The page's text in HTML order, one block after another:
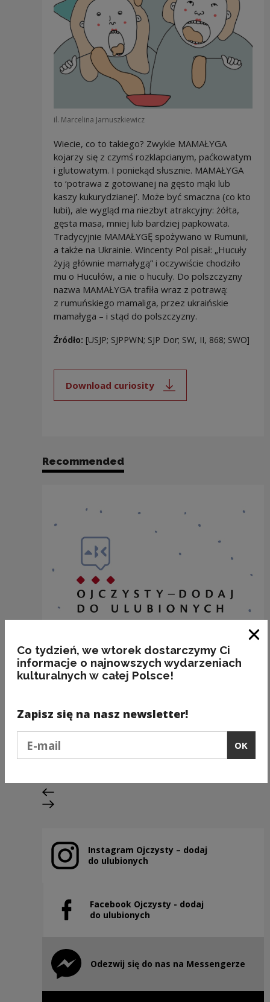
il. Marcelina Jarnuszkiewicz
Wiecie, co to takiego? Zwykle MAMAŁYGA
kojarzy się z czymś rozklapcianym, paćkowatym
i glutowatym. I poniekąd słusznie. MAMAŁYGA
to ‘potrawa z gotowanej na gęsto mąki lub
kaszy kukurydzianej’. Może być smaczna (co kto
lubi), ale wygląd ma niezbyt atrakcyjny: żółta,
gęsta masa, mniej lub bardziej papkowata.
Tradycyjnie MAMAŁYGĘ spożywano w Rumunii,
a także na Ukrainie. Wincenty Pol pisał: „Hucuły
żyją głównie mamałygą” i oczywiście chodziło
mu o Hucułów, a nie o hucuły. Do polszczyzny
nazwa MAMAŁYGA trafiła wraz z potrawą:
z rumuńskiego mamaliga, przez ukraińskie
mamałyga – i stąd do polszczyzny.
Źródło: [USJP; SJPPWN; SJP Dor; SW, II, 868; SWO]
Download curiosity
Note, the link will open in a new
Recommended
BAKALIE
Kategorie:
Previous slide
Next slide
Instagram Ojczysty – dodaj
do ulubionych
Note, the link will open in a new window
Facebook Ojczysty - dodaj
do ulubionych
Note, the link will open in a new window
Odezwij się do nas na Messengerze
Note, the link will open in a new window
Co tydzień, we wtorek dostarczymy Ci
informacje o najnowszych wydarzeniach
kulturalnych w całej Polsce!
Zapisz się na nasz newsletter!
OK